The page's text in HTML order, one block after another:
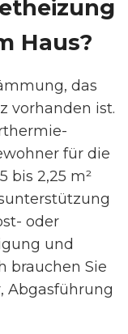
Haus?
das
vorhanden ist.
für die
bis 2,25 m²
oder
und
brauchen Sie
Abgasführung